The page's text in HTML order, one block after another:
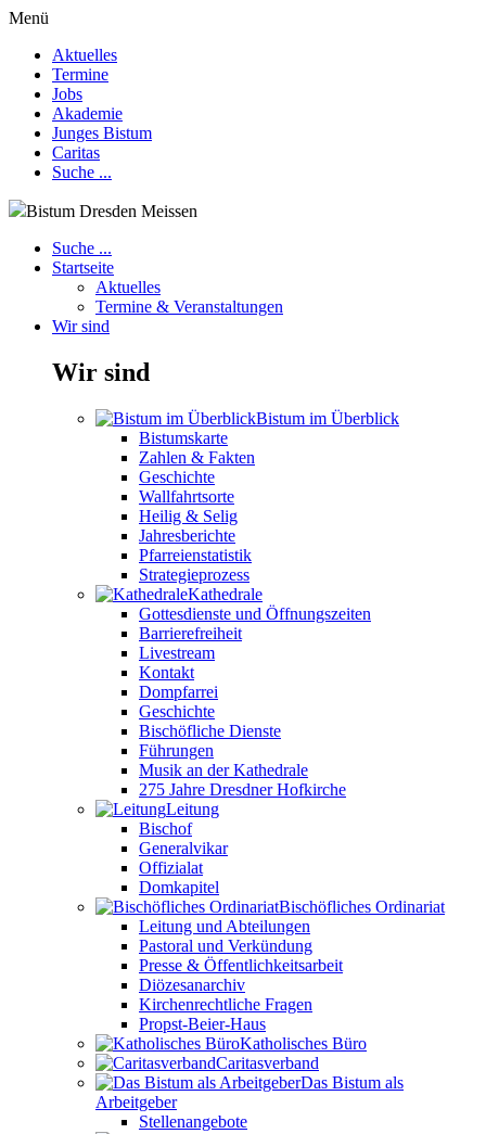
Menü
Aktuelles
Termine
Jobs
Akademie
Junges Bistum
Caritas
Suche ...
Bistum Dresden Meissen
Suche ...
Startseite
Aktuelles
Termine & Veranstaltungen
Wir sind
Wir sind
Bistum im Überblick
Bistumskarte
Zahlen & Fakten
Geschichte
Wallfahrtsorte
Heilig & Selig
Jahresberichte
Pfarreienstatistik
Strategieprozess
Kathedrale
Gottesdienste und Öffnungszeiten
Barrierefreiheit
Livestream
Kontakt
Dompfarrei
Geschichte
Bischöfliche Dienste
Führungen
Musik an der Kathedrale
275 Jahre Dresdner Hofkirche
Leitung
Bischof
Generalvikar
Offizialat
Domkapitel
Bischöfliches Ordinariat
Leitung und Abteilungen
Pastoral und Verkündung
Presse & Öffentlichkeitsarbeit
Diözesanarchiv
Kirchenrechtliche Fragen
Propst-Beier-Haus
Katholisches Büro
Caritasverband
Das Bistum als
Arbeitgeber
Stellenangebote